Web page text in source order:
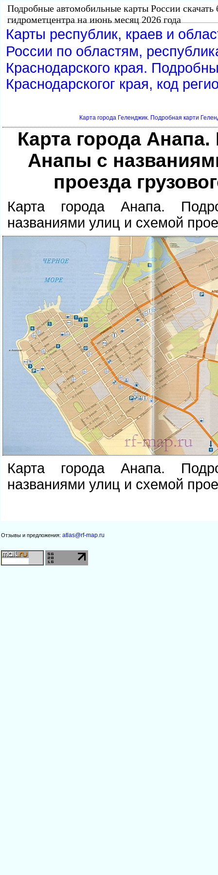
Подробные автомобильные карты России скачать
идрометцентра на июнь месяц 2026 года
Карты республик, краев и
России по областям,
Краснодарского края.
Краснодарскогог края, код
Карта города Геленджик. Подробная карти
Карта города
Анапы с
проезда
Карта города Анапа.
названиями улиц и схемой
Карта города Анапа.
названиями улиц и схемой
Отзывы и предложения: atlas@rf-map.ru